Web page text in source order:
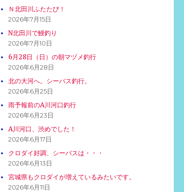
Ｎ北田川ふたたび！
2026年7月15日
N北田川で鰻釣り
2026年7月10日
6月28日（日）の朝マヅメ釣行
2026年6月28日
北の大河へ。シーバス釣行。
2026年6月25日
雨予報前のA川河口釣行
2026年6月23日
A川河口、渋めでした！
2026年6月17日
クロダイ好調、シーバスは・・・
2026年6月13日
宮城県もクロダイが増えているみたいです。
2026年6月11日